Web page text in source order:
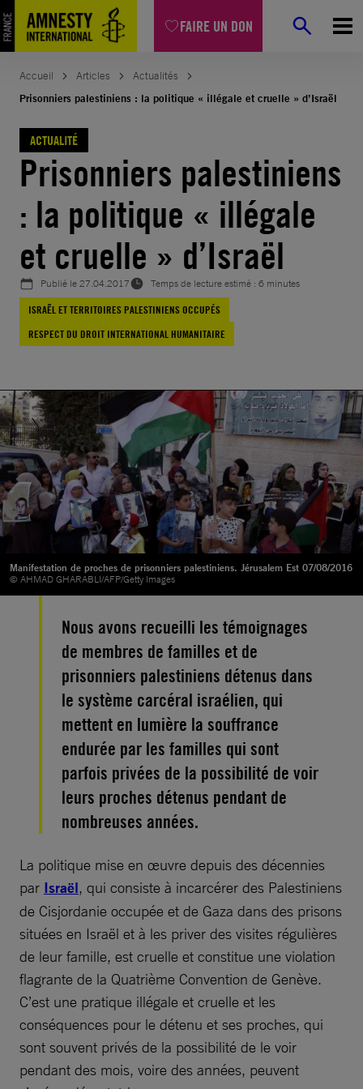
FAIRE UN DON
Aller
au
contenu
Accueil Articles
Actualités
Prisonniers palestiniens : la politique « illégale et cruelle » d’Israël
ACTUALITÉ
Prisonniers palestiniens
: la politique « illégale
et cruelle » d’Israël
Publié le27.04.2017
Temps de lecture estimé : 6 minutes
ISRAËL ET TERRITOIRES PALESTINIENS OCCUPÉS
RESPECT DU DROIT INTERNATIONAL HUMANITAIRE
Manifestation de proches de prisonniers palestiniens. Jérusalem Est 07/08/2016
© AHMAD GHARABLI/AFP/Getty Images
Nous avons recueilli les témoignages
de membres de familles et de
prisonniers palestiniens détenus dans
le système carcéral israélien, qui
mettent en lumière la souffrance
endurée par les familles qui sont
parfois privées de la possibilité de voir
leurs proches détenus pendant de
nombreuses années.
La politique mise en œuvre depuis des décennies
par Israël, qui consiste à incarcérer des Palestiniens
de Cisjordanie occupée et de Gaza dans des prisons
situées en Israël et à les priver des visites régulières
de leur famille, est cruelle et constitue une violation
flagrante de la Quatrième Convention de Genève.
C’est une pratique illégale et cruelle et les
conséquences pour le détenu et ses proches, qui
sont souvent privés de la possibilité de le voir
pendant des mois, voire des années, peuvent